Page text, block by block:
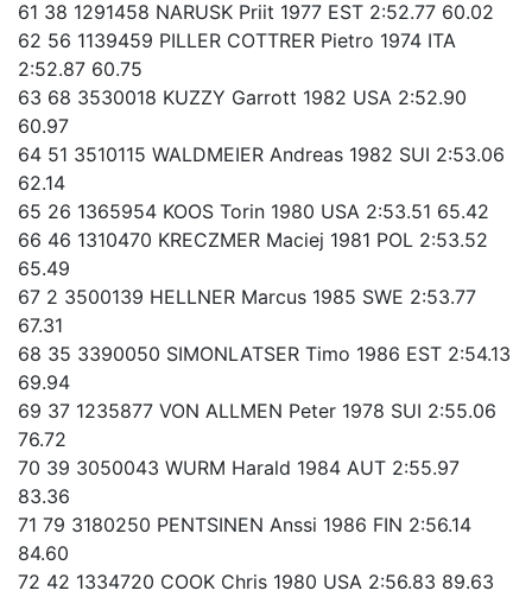
61 38 1291458 NARUSK Priit 1977 EST 2:52.77 60.02
62 56 1139459 PILLER COTTRER Pietro 1974 ITA
2:52.87 60.75
63 68 3530018 KUZZY Garrott 1982 USA 2:52.90
60.97
64 51 3510115 WALDMEIER Andreas 1982 SUI 2:53.06
62.14
65 26 1365954 KOOS Torin 1980 USA 2:53.51 65.42
66 46 1310470 KRECZMER Maciej 1981 POL 2:53.52
65.49
67 2 3500139 HELLNER Marcus 1985 SWE 2:53.77
67.31
68 35 3390050 SIMONLATSER Timo 1986 EST 2:54.13
69.94
69 37 1235877 VON ALLMEN Peter 1978 SUI 2:55.06
76.72
70 39 3050043 WURM Harald 1984 AUT 2:55.97
83.36
71 79 3180250 PENTSINEN Anssi 1986 FIN 2:56.14
84.60
72 42 1334720 COOK Chris 1980 USA 2:56.83 89.63